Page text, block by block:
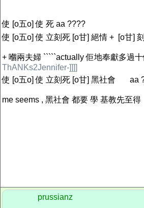
使 [o五o] 使 死 aa ????
使 [o五o] 使 立刻死 [o甘] 絕情 + [o甘]
+ 嗰兩夫婦 `````actually 佢地奉獻多過
ThANKs2Jennifer-]]]]
使 [o五o] 使 立刻死 [o甘] 黑社會
aa
me seems , 黑社會 都要 學 基教先至得
prussianz